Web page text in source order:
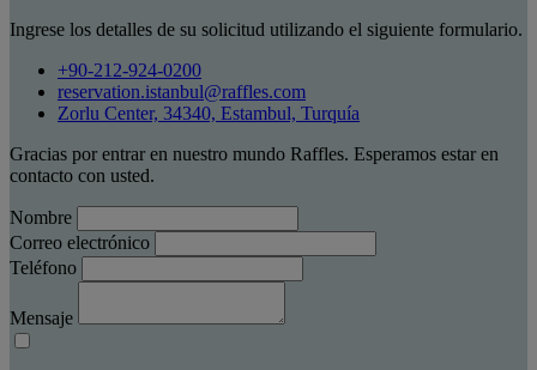
Ingrese los detalles de su solicitud utilizando el siguiente formulario.
+90-212-924-0200
reservation.istanbul@raffles.com
Zorlu Center, 34340, Estambul, Turquía
Gracias por entrar en nuestro mundo Raffles. Esperamos estar en
contacto con usted.
Nombre
Correo electrónico
Teléfono
Mensaje